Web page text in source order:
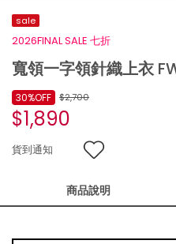
sale
2026FINAL SALE 七折
寬領一字領針織上衣
$2,700
$1,890
30%OFF
貨到通知
商品說明